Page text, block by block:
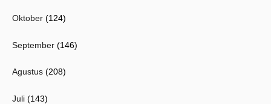
Oktober (124)
September (146)
Agustus (208)
Juli (143)